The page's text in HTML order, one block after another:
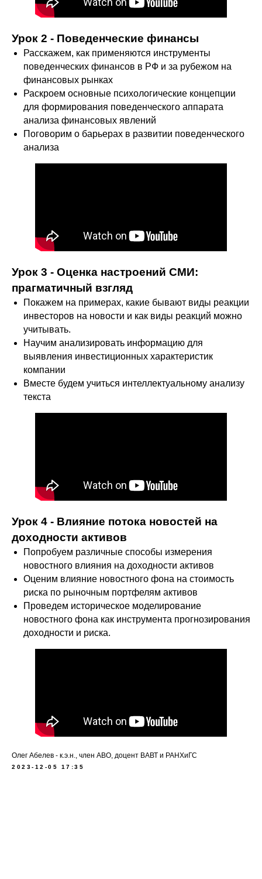
Урок 2 - Поведенческие финансы
Расскажем, как применяются инструменты
поведенческих финансов в РФ и за рубежом на
финансовых рынках
Раскроем основные психологические концепции
для формирования поведенческого аппарата
анализа финансовых явлений
Поговорим о барьерах в развитии поведенческого
анализа
Урок 3 - Оценка настроений СМИ:
прагматичный взгляд
Покажем на примерах, какие бывают виды реакции
инвесторов на новости и как виды реакций можно
учитывать.
Научим анализировать информацию для
выявления инвестиционных характеристик
компании
Вместе будем учиться интеллектуальному анализу
текста
Урок 4 - Влияние потока новостей на
доходности активов
Попробуем различные способы измерения
новостного влияния на доходности активов
Оценим влияние новостного фона на стоимость
риска по рыночным портфелям активов
Проведем историческое моделирование
новостного фона как инструмента прогнозирования
доходности и риска.
Олег Абелев - к.э.н., член АВО, доцент ВАВТ и РАНХиГС
2023-12-05 17:35